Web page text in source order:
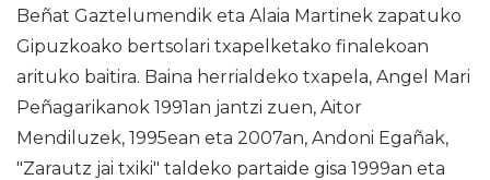
Beñat Gaztelumendik eta Alaia Martinek zapatuko
Gipuzkoako bertsolari txapelketako finalekoan
arituko baitira. Baina herrialdeko txapela, Angel Mari
Peñagarikanok 1991an jantzi zuen, Aitor
Mendiluzek, 1995ean eta 2007an, Andoni Egañak,
"Zarautz jai txiki" taldeko partaide gisa 1999an eta